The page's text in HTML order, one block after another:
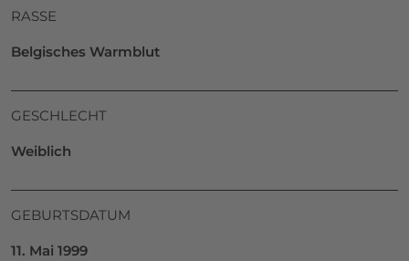
RASSE
Belgisches Warmblut
GESCHLECHT
Weiblich
GEBURTSDATUM
11. Mai 1999